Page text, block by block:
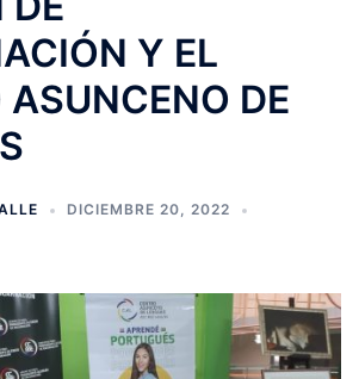
Y EL
ASUNCENO DE
DICIEMBRE 20, 2022